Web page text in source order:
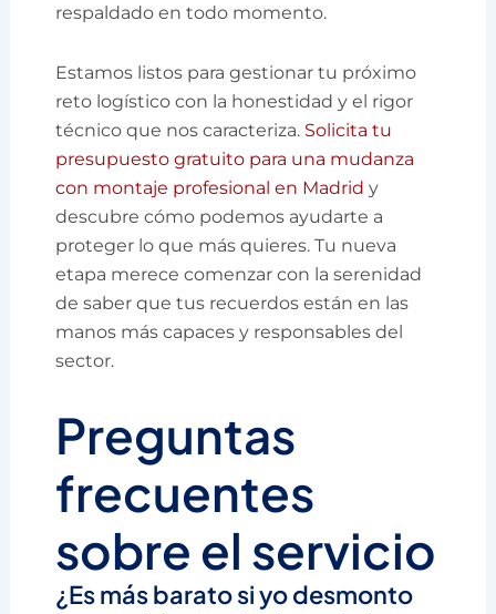
respaldado en todo momento.
Estamos listos para gestionar tu próximo
reto logístico con la honestidad y el rigor
técnico que nos caracteriza. Solicita tu
presupuesto gratuito para una mudanza
con montaje profesional en Madrid y
descubre cómo podemos ayudarte a
proteger lo que más quieres. Tu nueva
etapa merece comenzar con la serenidad
de saber que tus recuerdos están en las
manos más capaces y responsables del
sector.
Preguntas
frecuentes
sobre el servicio
¿Es más barato si yo desmonto